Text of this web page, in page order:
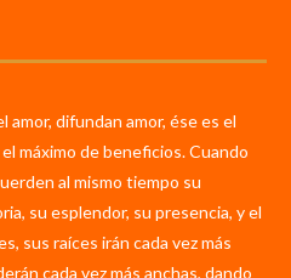
amor, difundan amor, ése es el
máximo de beneficios. Cuando
al mismo tiempo su
su esplendor, su presencia, y el
sus raíces irán cada vez más
cada vez más anchas, dando